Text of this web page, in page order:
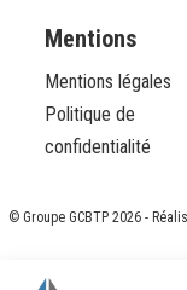
Mentions
Mentions légales
Politique de
confidentialité
© Groupe GCBTP 2026 -